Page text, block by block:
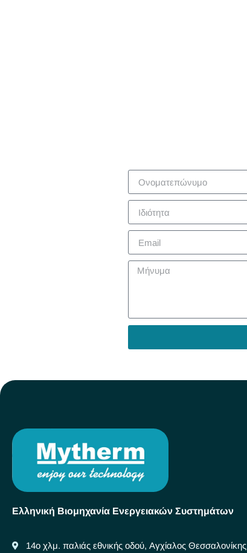
Ελληνική Βιομηχανία Ενεργειακών Συστημάτων
14ο χλμ. παλιάς εθνικής οδού, Αγχίαλος Θεσσαλονίκης